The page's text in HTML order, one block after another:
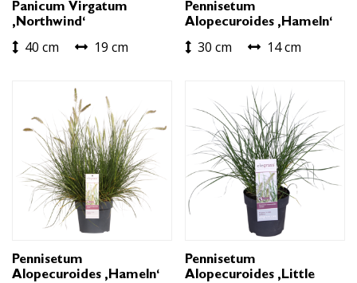
Panicum Virgatum
‚Northwind‘
40 cm 19 cm
Pennisetum
Alopecuroides ‚Hameln‘
30 cm 14 cm
Pennisetum
Alopecuroides ‚Hameln‘
Pennisetum
Alopecuroides ‚Little